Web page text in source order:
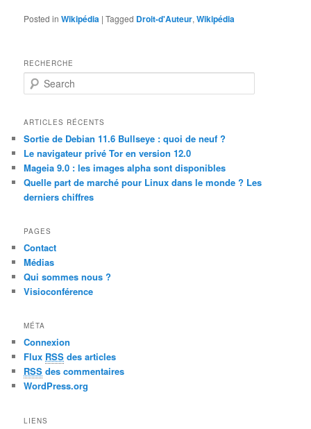
Posted in Wikipédia |Tagged Droit-d'Auteur,Wikipédia
RECHERCHE
e
r
h
ARTICLES RÉCENTS
Sortie de Debian 11.6 Bullseye : quoi de neuf ?
Le navigateur privé Tor en version 12.0
Mageia 9.0 : les images alpha sont disponibles
Quelle part de marché pour Linux dans le monde ? Les
derniers chiffres
PAGES
Contact
Médias
Qui sommes nous ?
Visioconférence
MÉTA
Connexion
Flux RSS des articles
RSS des commentaires
WordPress.org
LIENS